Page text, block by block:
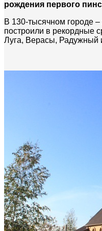
рождения первого
В 130-тысячном городе –
построили в рекордные
Луга, Верасы, Радужный